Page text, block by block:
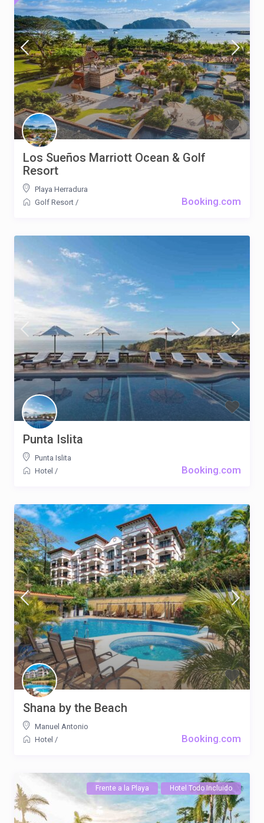
Booking.com
Los Sueños Marriott Ocean & Golf
Resort
Playa Herradura
Golf Resort /
Booking.com
Punta Islita
Punta Islita
Hotel /
Booking.com
Shana by the Beach
Manuel Antonio
Hotel /
Frente a la Playa Hotel Todo Incluido